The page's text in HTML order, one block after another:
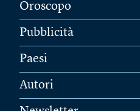
Oroscopo
Pubblicità
Paesi
Autori